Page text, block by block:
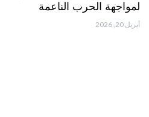
لمواجهة الحرب الناعمة
أبريل 20, 2026